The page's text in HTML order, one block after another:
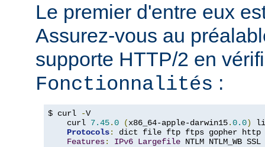
Le premier d'entre eux
Assurez-vous au
supporte HTTP/2 en
Fonctionnalités :
$ curl -V
    curl
7.45.0 (x86_64-apple-darwin15.0.0)
Protocols:
dict file ftp ftps gopher http
Features: IPv6 Largefile NTLM NTLM_WB